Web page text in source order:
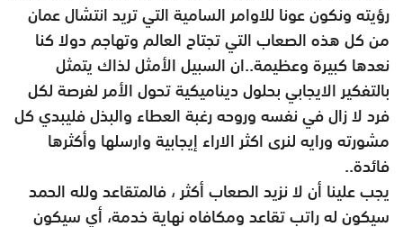
رؤيته ونكون عونا للاوامر السامية التي تريد انتشال عمان
من كل هذه الصعاب التي تجتاح العالم وتهاجم دولا كنا
نعدها كبيرة وعظيمة..ان السبيل الأمثل لذاك يتمثل
بالتفكير الايجابي بحلول ديناميكية تحول الأمر لفرصة لكل
فرد لا زال في نفسه وروحه رغبة العطاء والبذل فليبدي كل
مشورته ورايه لنرى اكثر الاراء إيجابية وارسلها وأكثرها
فائدة..
يجب علينا أن لا نزيد الصعاب أكثر ، فالمتقاعد ولله الحمد
سيكون له راتب تقاعد ومكافاه نهاية خدمة، أي سيكون